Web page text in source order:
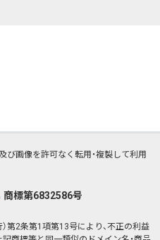
び画像を許可なく転用・複製して利用
商標第6832586号
第2条第1項第13号により、不正の利益